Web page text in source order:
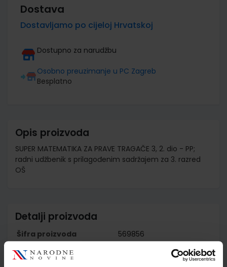
Dostava
Dostavljamo po cijeloj Hrvatskoj
Dostupno za narudžbu
Osobno preuzimanje u PC Zagreb
Besplatno
Opis proizvoda
SUPER MATEMATIKA ZA PRAVE TRAGAČE 3, 2. dio - PP;
radni udžbenik s prilagođenim sadržajem za 3. razred
OŠ
Detalji proizvoda
Šifra proizvoda
569856
Nakladnik
PROFIL KLETT d.o.o.